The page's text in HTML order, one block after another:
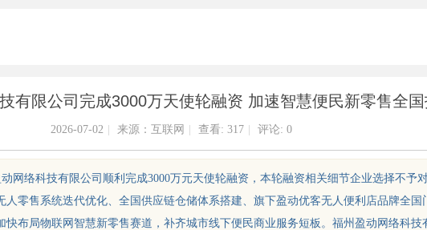
有限公司完成3000万天使轮融资 加速智慧便民新零售全
2026-07-02 来源：互联网 查看: 317 评论: 0
动网络科技有限公司顺利完成3000万元天使轮融资，本轮融资相关细节企业选择不予
人零售系统迭代优化、全国供应链仓储体系搭建、旗下盈动优客无人便利店品牌全国
快布局物联网智慧新零售赛道，补齐城市线下便民商业服务短板。福州盈动网络科技